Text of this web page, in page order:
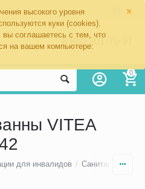
×
высокого уровня
куки (cookies).
соглашаетесь с тем, что
на вашем компьютере:8 800 201-70-97
0
VITEA
для инвалидов / Санитарно-